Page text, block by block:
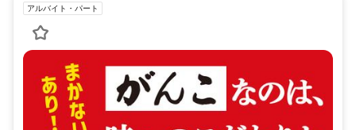
アルバイト・パート